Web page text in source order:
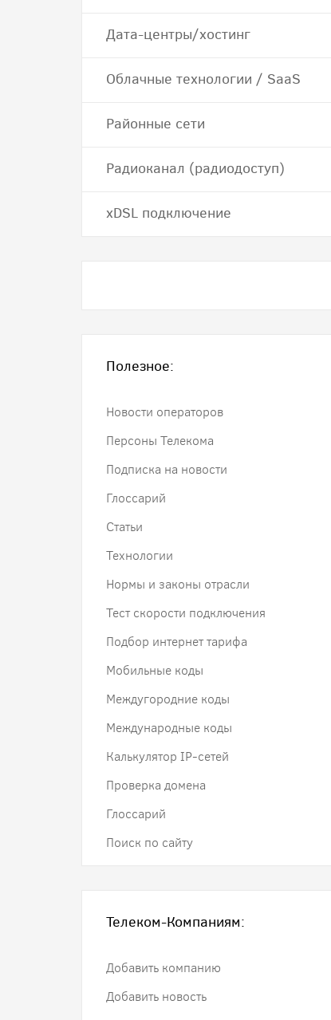
Дата-центры/хостинг
Облачные технологии / SaaS
Районные сети
Радиоканал (радиодоступ)
хDSL подключение
Полезное:
Новости операторов
Персоны Телекома
Подписка на новости
Глоссарий
Статьи
Технологии
Нормы и законы отрасли
Тест скорости подключения
Подбор интернет тарифа
Мобильные коды
Междугородние коды
Международные коды
Калькулятор IP-сетей
Проверка домена
Глоссарий
Поиск по сайту
Телеком-Компаниям:
Добавить компанию
Добавить новость